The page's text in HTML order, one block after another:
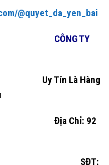
@quyet_da_yen_bai
CÔNG TY
Uy Tín Là Hàng
92